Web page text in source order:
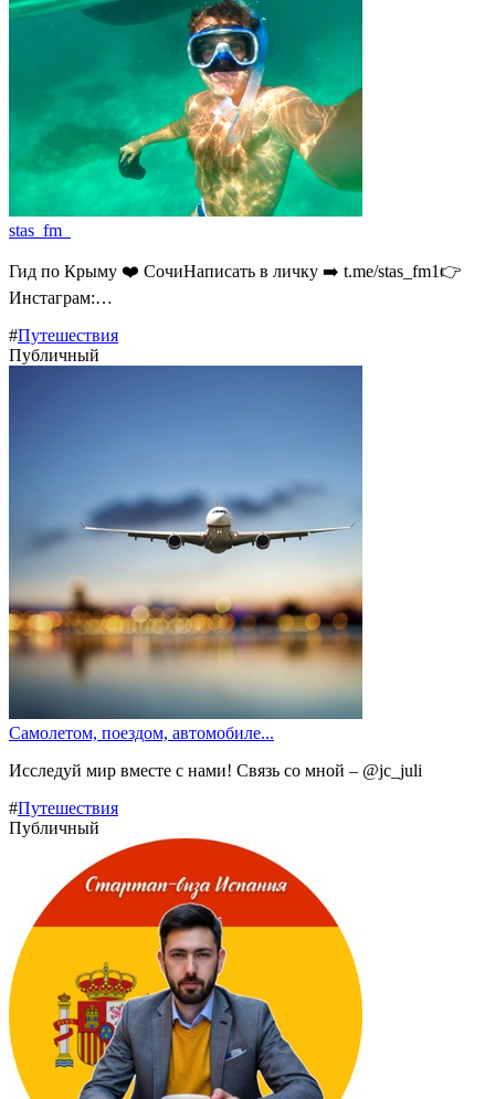
stas_fm_
Гид по Крыму ❤️ СочиНаписать в личку ➡️ t.me/stas_fm1👉
Инстаграм:…
#Путешествия
Публичный
Самолетом, поездом, автомобиле...
Исследуй мир вместе с нами! Связь со мной – @jc_juli
#Путешествия
Публичный